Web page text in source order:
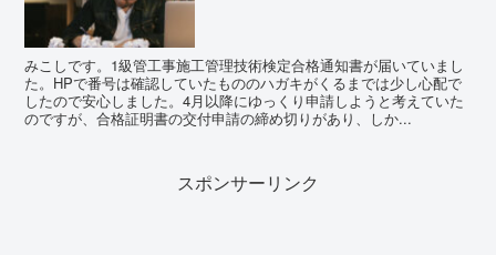
みこしです。1級管工事施工管理技術検定合格通知書が届いていまし
た。HPで番号は確認していたもののハガキがくるまでは少し心配で
したので安心しました。4月以降にゆっくり申請しようと考えていた
のですが、合格証明書の交付申請の締め切りがあり、しか...
スポンサーリンク